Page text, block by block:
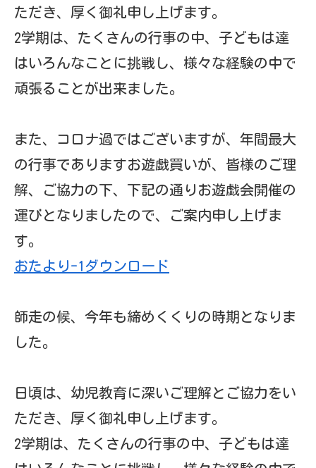
の行事でありますお遊戯買いが、皆様のご理
解、ご協力の下、下記の通りお遊戯会開催の
運びとなりましたので、ご案内申し上げま
師走の候、今年も締めくくりの時期となりま
した。
ただき、厚く御礼申し上げます。
2学期は、たくさんの行事の中、子どもは達
頑張ることが出来ました。
また、コロナ過ではございますが、年間最大
解、ご協力の下、下記の通りお遊戯会開催の
運びとなりましたので、ご案内申し上げま
おたより-1 ダウンロード